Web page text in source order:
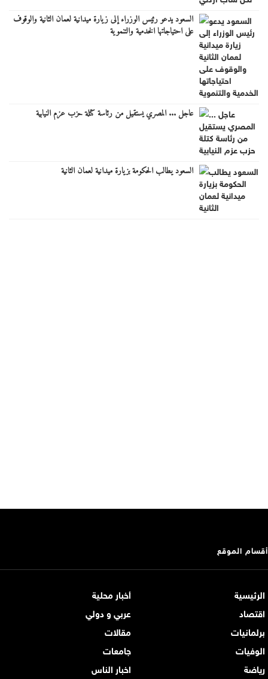
السعود يدعو رئيس الوزراء إلى زيارة ميدانية لعمان الثانية والوقوف
على احتياجاتها الخدمية والتنموية
عاجل ... المصري يستقيل من رئاسة كتلة حزب عزم النيابية
السعود يطالب الحكومة بزيارة ميدانية لعمان الثانية
أقسام الموقع
الرئيسية
أخبار محلية
اقتصاد
عربي و دولي
برلمانيات
مقالات
الوفيات
جامعات
رياضة
اخبار الناس